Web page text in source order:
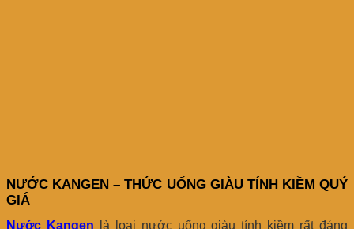
NƯỚC KANGEN – THỨC UỐNG GIÀU TÍNH KIỀM QUÝ
GIÁ
Nước Kangen là loại nước uống giàu tính kiềm rất đáng